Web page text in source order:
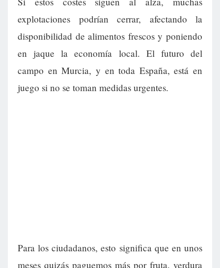
explotaciones podrían cerrar, afectando la
disponibilidad de alimentos frescos y poniendo
en jaque la economía local. El futuro del
campo en Murcia, y en toda España, está en
juego si no se toman medidas urgentes.
Para los ciudadanos, esto significa que en unos
meses quizás paguemos más por fruta, verdura